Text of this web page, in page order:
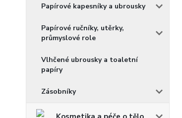
Papírové kapesníky a ubrousky
Papírové ručníky, utěrky,
průmyslové role
Vlhčené ubrousky a toaletní
papíry
Zásobníky